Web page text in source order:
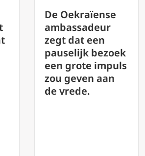
‘Lofzang van de
Vrede’: Leo XIV
presenteert de
schoonheid van
muziek als een
weg naar God